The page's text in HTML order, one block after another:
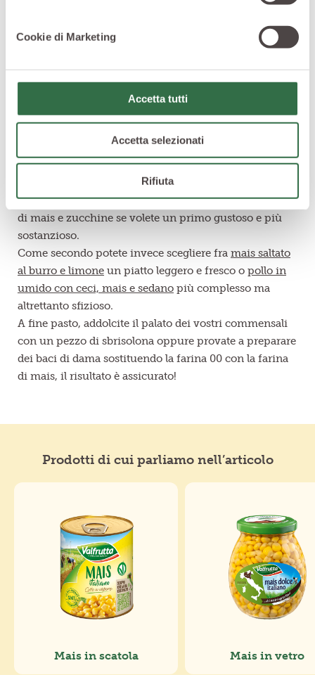
Cookie di Marketing
Accetta tutti
Accetta selezionati
Rifiuta
Se, invece, volete usare il mais dolce, vi consigliamo
mais dolce
italiano Valfrutta, così da poter sfruttare al meglio
mantenere intatto il sapore autentico del mais stesso.
Cominciamo dall’antipasto, servite dei cubetti
una torta salata che si può assaporare sia fredda che
calda.
noodles di riso con mais, piselli e gamberi
un piatto leggero e saporito, oppure i tortelli in fonduta
di mais e zucchine se volete un primo gustoso e più
sostanzioso.
Come secondo potete invece scegliere fra mais saltato
al burro e limone un piatto leggero e fresco o pollo in
umido con ceci, mais e sedano più complesso ma
altrettanto sfizioso.
A fine pasto, addolcite il palato dei vostri commensali
con un pezzo di sbrisolona oppure provate a preparare
dei baci di dama sostituendo la farina 00 con la farina
di mais, il risultato è assicurato!
Prodotti di cui parliamo nell’articolo
Mais in scatola Mais in vetro